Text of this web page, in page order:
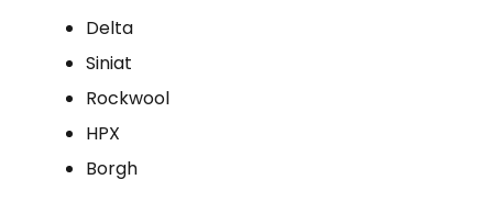
Delta
Siniat
Rockwool
HPX
Borgh